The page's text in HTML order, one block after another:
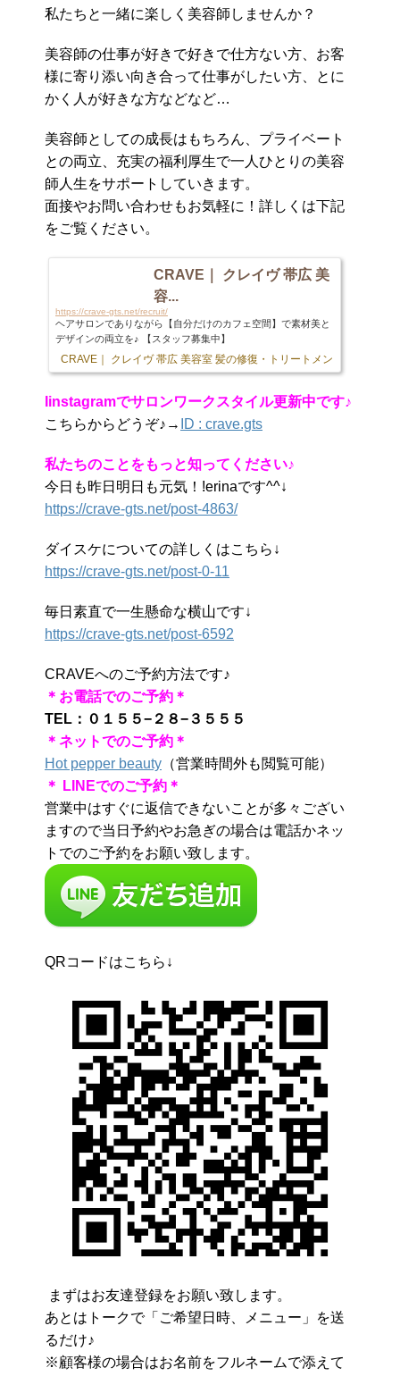
私たちと一緒に楽しく美容師しませんか？
美容師の仕事が好きで好きで仕方ない方、お客
様に寄り添い向き合って仕事がしたい方、とに
かく人が好きな方などなど…
美容師としての成長はもちろん、プライベート
との両立、充実の福利厚生で一人ひとりの美容
師人生をサポートしていきます。
面接やお問い合わせもお気軽に！詳しくは下記
をご覧ください。
CRAVE｜ クレイヴ 帯広 美
容...
https://crave-gts.net/recruit/
ヘアサロンでありながら【自分だけのカフェ空間】で素材美と
デザインの両立を♪ 【スタッフ募集中】
CRAVE｜ クレイヴ 帯広 美容室 髪の修復・トリートメント専門店
Iinstagramでサロンワークスタイル更新中です♪
こちらからどうぞ♪→ ID : crave.gts
私たちのことをもっと知ってください♪
今日も昨日明日も元気！!erinaです^^↓
https://crave-gts.net/post-4863/
ダイスケについての詳しくはこちら↓
https://crave-gts.net/post-0-11
毎日素直で一生懸命な横山です↓
https://crave-gts.net/post-6592
CRAVEへのご予約方法です♪
＊お電話でのご予約＊
TEL：０１５５−２８−３５５５
＊ネットでのご予約＊
Hot pepper beauty （営業時間外も閲覧可能）
＊
LINEでのご予約＊
営業中はすぐに返信できないことが多々ござい
ますので当日予約やお急ぎの場合は電話かネッ
トでのご予約をお願い致します。
QRコードはこちら↓
まずはお友達登録をお願い致します。
あとはトークで「ご希望日時、メニュー」を送
るだけ♪
※顧客様の場合はお名前をフルネームで添えて